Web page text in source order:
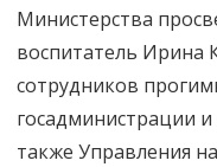
Министерства
воспитатель Ирина
сотрудников
госадминистрации
также Управления